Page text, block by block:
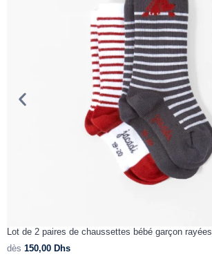
Lot de 2 paires de chaussettes bébé garçon rayées
dès 150,00 Dhs